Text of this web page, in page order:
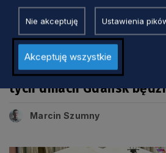
KULTURA
Tradycyjna muzyka i
tych dniach Gdańsk
Marcin Szumny
Nie akceptuję Ustawienia
Akceptuję wszystkie